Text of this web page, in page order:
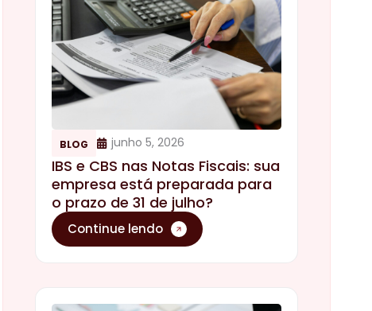
BLOG junho 5, 2026
IBS e CBS nas Notas Fiscais: sua
empresa está preparada para
o prazo de 31 de julho?
Continue lendo